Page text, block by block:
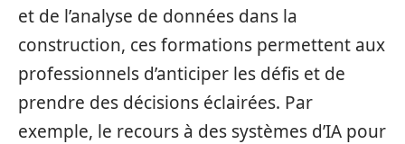
et de l’analyse de données dans la
construction, ces formations permettent aux
professionnels d’anticiper les défis et de
prendre des décisions éclairées. Par
exemple, le recours à des systèmes d’IA pour